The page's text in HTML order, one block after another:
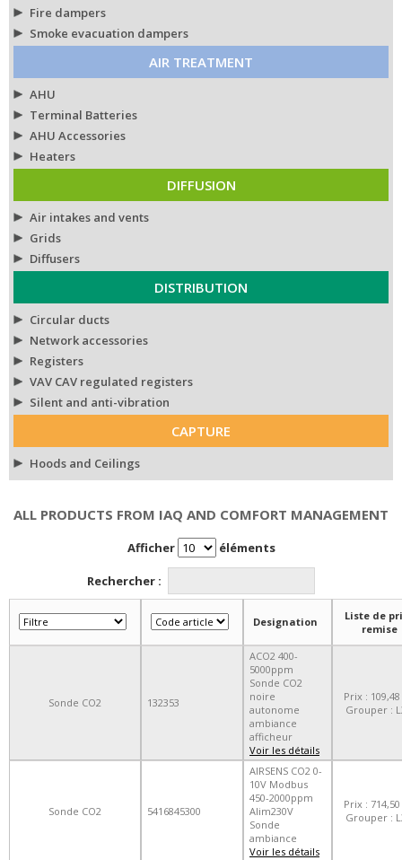
Fire dampers
Smoke evacuation dampers
AIR TREATMENT
AHU
Terminal Batteries
AHU Accessories
Heaters
DIFFUSION
Air intakes and vents
Grids
Diffusers
DISTRIBUTION
Circular ducts
Network accessories
Registers
VAV CAV regulated registers
Silent and anti-vibration
CAPTURE
Hoods and Ceilings
ALL PRODUCTS FROM IAQ AND COMFORT MANAGEMENT
Afficher éléments
Rechercher :
Designation
Liste de
remise
Sonde CO2 132353
ACO2 400-
5000ppm
Sonde CO2
noire
autonome
ambiance
afficheur
Voir les détails
Prix :
Grouper :
Sonde CO2 5416845300
AIRSENS CO2 0-
10V Modbus
450-2000ppm
Alim230V
Sonde
ambiance
Voir les détails
Prix :
Grouper :